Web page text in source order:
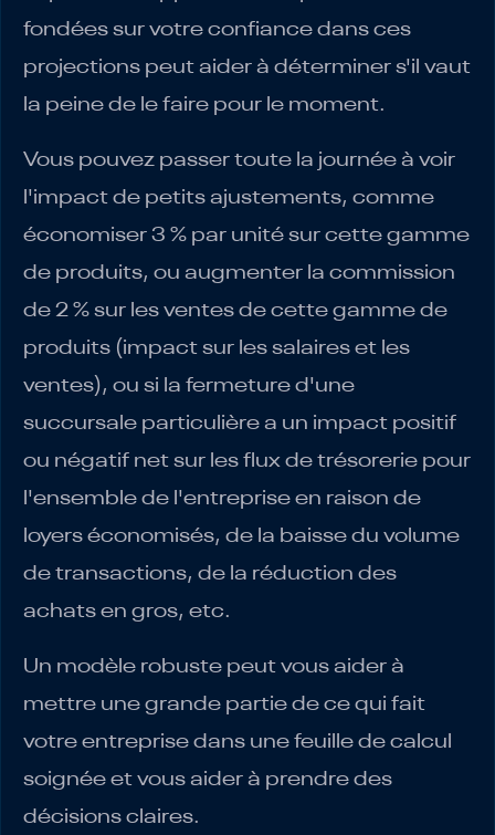
fondées sur votre confiance dans ces
projections peut aider à déterminer s'il vaut
la peine de le faire pour le moment.
Vous pouvez passer toute la journée à voir
l'impact de petits ajustements, comme
économiser 3 % par unité sur cette gamme
de produits, ou augmenter la commission
de 2 % sur les ventes de cette gamme de
produits (impact sur les salaires et les
ventes), ou si la fermeture d'une
succursale particulière a un impact positif
ou négatif net sur les flux de trésorerie pour
l'ensemble de l'entreprise en raison de
loyers économisés, de la baisse du volume
de transactions, de la réduction des
achats en gros, etc.
Un modèle robuste peut vous aider à
mettre une grande partie de ce qui fait
votre entreprise dans une feuille de calcul
soignée et vous aider à prendre des
décisions claires.